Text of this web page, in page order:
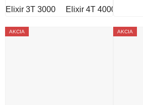
Elixir 3T 3000 Elixir 4T 4000
AKCIA AKCIA